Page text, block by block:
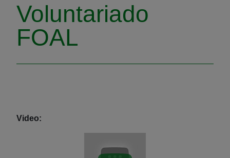
Voluntariado
FOAL
Video: